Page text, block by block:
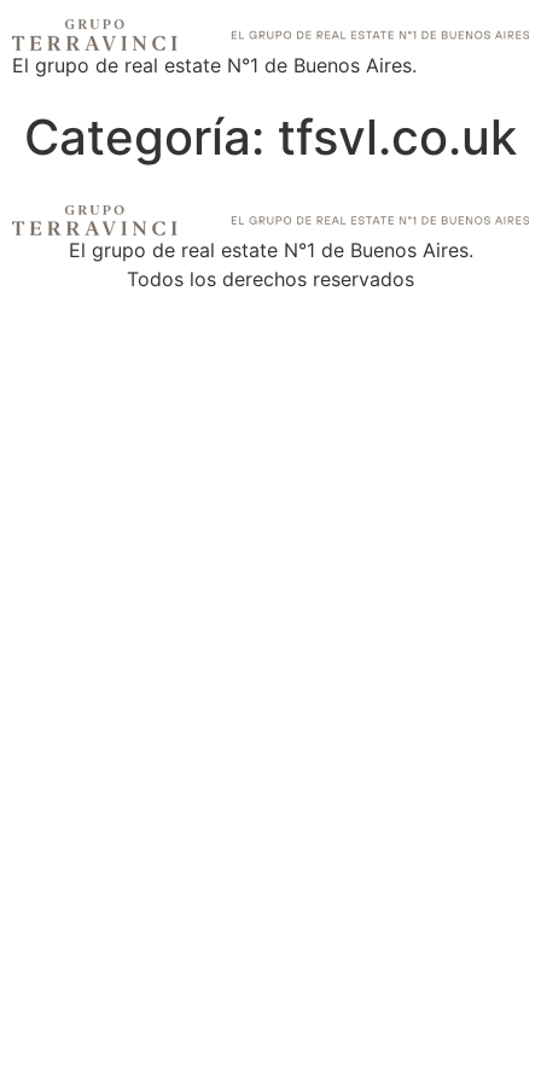
El grupo de real estate N°1 de Buenos Aires.
Categoría: tfsvl.co.uk
El grupo de real estate N°1 de Buenos Aires.
Todos los derechos reservados